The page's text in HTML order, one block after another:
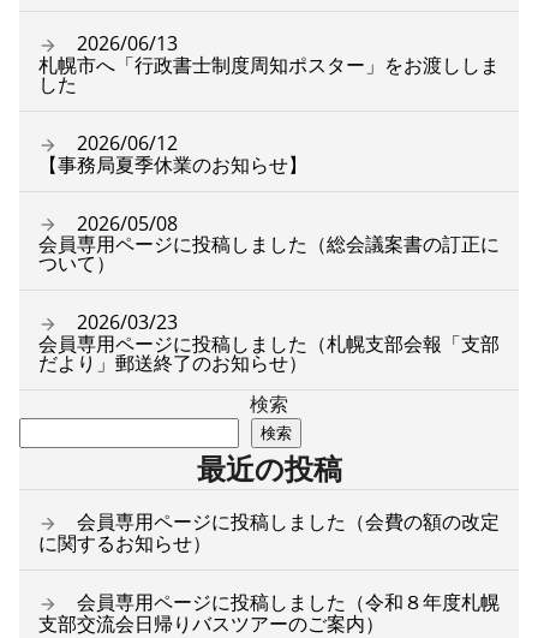
2026/06/13
札幌市へ「行政書士制度周知ポスター」をお渡ししま
した
2026/06/12
【事務局夏季休業のお知らせ】
2026/05/08
会員専用ページに投稿しました（総会議案書の訂正に
ついて）
2026/03/23
会員専用ページに投稿しました（札幌支部会報「支部
だより」郵送終了のお知らせ）
検索
検索
最近の投稿
会員専用ページに投稿しました（会費の額の改定
に関するお知らせ）
会員専用ページに投稿しました（令和８年度札幌
支部交流会日帰りバスツアーのご案内）